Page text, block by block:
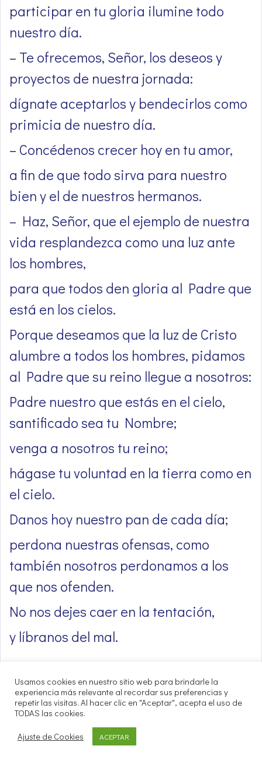
participar en tu gloria ilumine todo
nuestro día.
– Te ofrecemos, Señor, los deseos y
proyectos de nuestra jornada:
dígnate aceptarlos y bendecirlos como
primicia de nuestro día.
– Concédenos crecer hoy en tu amor,
a fin de que todo sirva para nuestro
bien y el de nuestros hermanos.
– Haz, Señor, que el ejemplo de nuestra
vida resplandezca como una luz ante
los hombres,
para que todos den gloria al Padre que
está en los cielos.
Porque deseamos que la luz de Cristo
alumbre a todos los hombres, pidamos
al Padre que su reino llegue a nosotros:
Padre nuestro que estás en el cielo,
santificado sea tu Nombre;
venga a nosotros tu reino;
hágase tu voluntad en la tierra como en
el cielo.
Danos hoy nuestro pan de cada día;
perdona nuestras ofensas, como
también nosotros perdonamos a los
que nos ofenden.
No nos dejes caer en la tentación,
y líbranos del mal.
Final
Señor Jesucristo, luz verdadera que
Usamos cookies en nuestro sitio web para brindarle la
experiencia más relevante al recordar sus preferencias y
repetir las visitas. Al hacer clic en "Aceptar", acepta el uso de
TODAS las cookies.
Ajuste de Cookies ACEPTAR